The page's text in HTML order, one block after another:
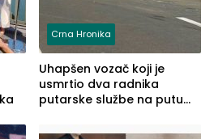
Crna Hronika
Uhapšen vozač koji je
usmrtio dva radnika
putarske službe na putu
(FOTO)